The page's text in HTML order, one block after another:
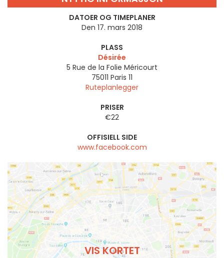
DATOER OG TIMEPLANER
Den 17. mars 2018
PLASS
Désirée
5 Rue de la Folie Méricourt
75011 Paris 11
Ruteplanlegger
PRISER
€22
OFFISIELL SIDE
www.facebook.com
VIS KORTET